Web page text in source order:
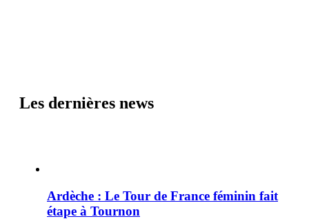
Les dernières news
Ardèche : Le Tour de France féminin fait
étape à Tournon